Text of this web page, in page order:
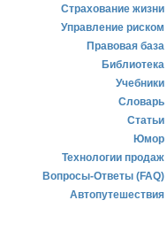
Страхование жизни
Управление риском
Правовая база
Библиотека
Учебники
Словарь
Статьи
Юмор
Технологии продаж
Вопросы-Ответы (FAQ)
Автопутешествия